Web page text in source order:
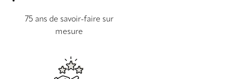
75 ans de savoir-faire sur
mesure